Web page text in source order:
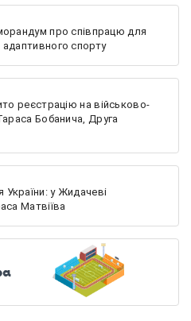
про співпрацю для
спорту
реєстрацію на військово-
Бобанича, Друга
у Жидачеві
Матвіїва